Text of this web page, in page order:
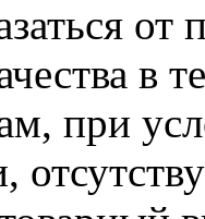
от
в
при